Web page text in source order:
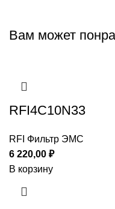
Вам может
RFI4C10N33
RFI Фильтр ЭМС
6 220,00 ₽
В корзину